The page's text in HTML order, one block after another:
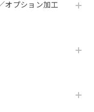
オプション加工